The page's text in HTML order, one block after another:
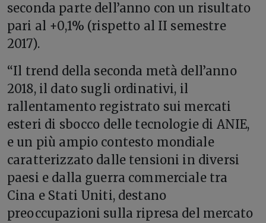
seconda parte dell’anno con un risultato
pari al +0,1% (rispetto al II semestre
2017).
“Il trend della seconda metà dell’anno
2018, il dato sugli ordinativi, il
rallentamento registrato sui mercati
esteri di sbocco delle tecnologie di ANIE,
e un più ampio contesto mondiale
caratterizzato dalle tensioni in diversi
paesi e dalla guerra commerciale tra
Cina e Stati Uniti, destano
preoccupazioni sulla ripresa del mercato